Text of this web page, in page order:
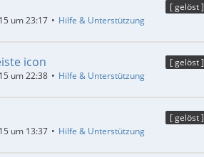
[ gelöst ]
um 23:17 Hilfe & Unterstützung
[ gelöst ]
icon
um 22:38 Hilfe & Unterstützung
[ gelöst ]
um 13:37 Hilfe & Unterstützung